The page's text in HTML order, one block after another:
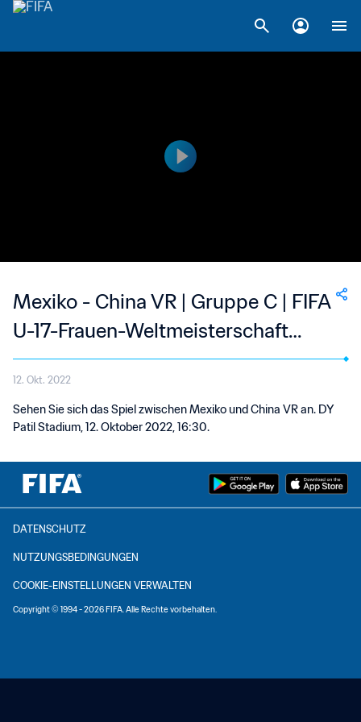
Mexiko - China VR | Gruppe C | FIFA
U-17-Frauen-Weltmeisterschaft
Indien 2022™ | Spiel in voller Länge
12. Okt. 2022
Sehen Sie sich das Spiel zwischen Mexiko und China VR an. DY
Patil Stadium, 12. Oktober 2022, 16:30.
DATENSCHUTZ
NUTZUNGSBEDINGUNGEN
COOKIE-EINSTELLUNGEN VERWALTEN
Copyright © 1994 - 2026 FIFA. Alle Rechte vorbehalten.